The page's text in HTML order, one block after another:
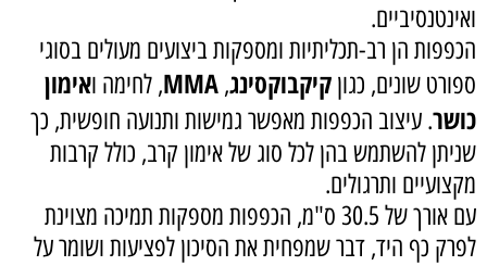
ואינטנסיביים.
הכפפות הן רב-תכליתיות ומספקות ביצועים מעולים בסוגי
ספורט שונים, כגון קיקבוקסינג,
MMA, לחימה ואימון
כושר. עיצוב הכפפות מאפשר גמישות ותנועה חופשית, כך
שניתן להשתמש בהן לכל סוג של אימון קרב, כולל קרבות
מקצועיים ותרגולים.
עם אורך של 30.5 ס"מ, הכפפות מספקות תמיכה מצוינת
לפרק כף היד, דבר שמפחית את הסיכון לפציעות ושומר על